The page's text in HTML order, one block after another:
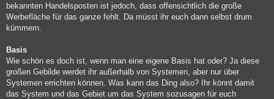
bekannten Handelsposten ist jedoch, dass offensichtlich die große
Werbefläche für das ganze fehlt. Da müsst ihr euch dann selbst drum
kümmern.
Basis
Wie schön es doch ist, wenn man eine eigene Basis hat oder? Ja diese
großen Gebilde werdet ihr außerhalb von Systemen, aber nur über
Systemen errichten können. Was kann das Ding also? Ihr könnt damit
das System und das Gebiet um das System sozusagen für euch